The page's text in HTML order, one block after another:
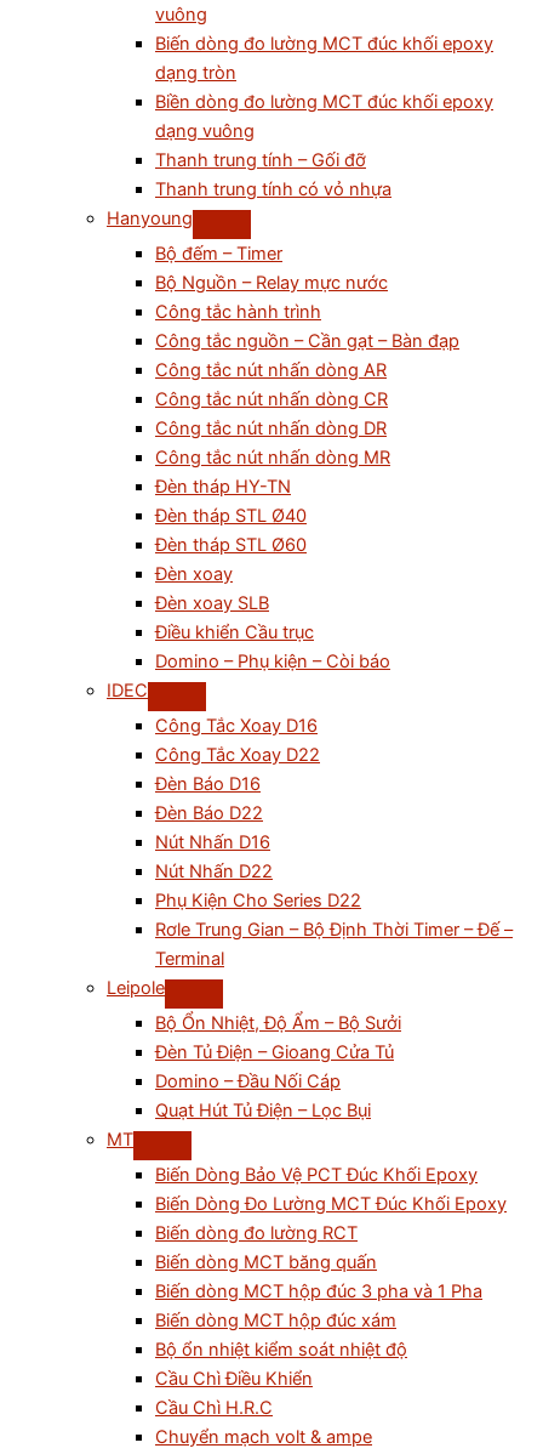
vuông
Biến dòng đo lường MCT đúc khối epoxy
dạng tròn
Biền dòng đo lường MCT đúc khối epoxy
dạng vuông
Thanh trung tính – Gối đỡ
Thanh trung tính có vỏ nhựa
Hanyoung
Bộ đếm – Timer
Bộ Nguồn – Relay mực nước
Công tắc hành trình
Công tắc nguồn – Cần gạt – Bàn đạp
Công tắc nút nhấn dòng AR
Công tắc nút nhấn dòng CR
Công tắc nút nhấn dòng DR
Công tắc nút nhấn dòng MR
Đèn tháp HY-TN
Đèn tháp STL Ø40
Đèn tháp STL Ø60
Đèn xoay
Đèn xoay SLB
Điều khiển Cầu trục
Domino – Phụ kiện – Còi báo
IDEC
Công Tắc Xoay D16
Công Tắc Xoay D22
Đèn Báo D16
Đèn Báo D22
Nút Nhấn D16
Nút Nhấn D22
Phụ Kiện Cho Series D22
Rơle Trung Gian – Bộ Định Thời Timer – Đế –
Terminal
Leipole
Bộ Ổn Nhiệt, Độ Ẩm – Bộ Sưởi
Đèn Tủ Điện – Gioang Cửa Tủ
Domino – Đầu Nối Cáp
Quạt Hút Tủ Điện – Lọc Bụi
MT
Biến Dòng Bảo Vệ PCT Đúc Khối Epoxy
Biến Dòng Đo Lường MCT Đúc Khối Epoxy
Biến dòng đo lường RCT
Biến dòng MCT băng quấn
Biến dòng MCT hộp đúc 3 pha và 1 Pha
Biến dòng MCT hộp đúc xám
Bộ ổn nhiệt kiểm soát nhiệt độ
Cầu Chì Điều Khiển
Cầu Chì H.R.C
Chuyển mạch volt & ampe